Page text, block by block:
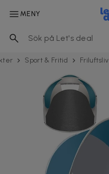
MENY
Sport & Fritid Friluftsliv